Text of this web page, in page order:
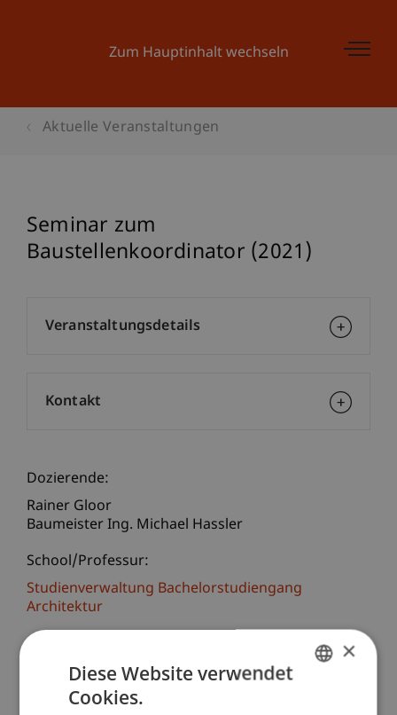
Zum Hauptinhalt wechseln
Aktuelle Veranstaltungen
Seminar zum
Baustellenkoordinator (2021)
Dozierende:
Rainer Gloor
Baumeister Ing. Michael Hassler
School/Professur:
Studienverwaltung Bachelorstudiengang
Architektur
Bauarbeitenkoordinationsgesetz (BauKG) über
die Koordination der Sicherheits- und
Veranstaltungsdetails
Kontakt
×
Diese Website verwendet
Cookies.